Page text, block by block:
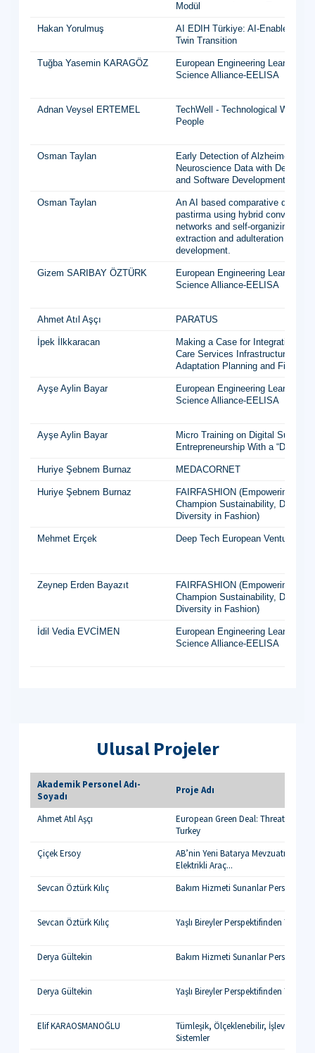
Modül
Hakan Yorulmuş
AI EDIH Türkiye: AI-Enabled
Twin Transition
Tuğba Yasemin KARAGÖZ
European Engineering Learning
Science Alliance-EELISA
Adnan Veysel ERTEMEL
TechWell - Technological
People
Osman Taylan
Early Detection of Alzheimer’s
Neuroscience Data with Deep
and Software Development.
Osman Taylan
An AI based comparative quality
pastirma using hybrid
networks and self-organizing
extraction and adulteration
development.
Gizem SARIBAY ÖZTÜRK
European Engineering Learning
Science Alliance-EELISA
Ahmet Atıl Aşçı PARATUS
İpek İlkkaracan
Making a Case for Integrating a
Care Services Infrastructure into
Adaptation Planning and Finance
Ayşe Aylin Bayar
European Engineering Learning
Science Alliance-EELISA
Ayşe Aylin Bayar
Micro Training on Digital
Entrepreneurship With a “Do-It-
Huriye Şebnem Burnaz MEDACORNET
Huriye Şebnem Burnaz
FAIRFASHION (Empowering
Champion Sustainability,
Diversity in Fashion)
Mehmet Erçek Deep Tech European Venture
Zeynep Erden Bayazıt
FAIRFASHION (Empowering
Champion Sustainability,
Diversity in Fashion)
İdil Vedia EVCİMEN
European Engineering Learning
Science Alliance-EELISA
Ulusal Projeler
Akademik Personel Adı-
Soyadı
Proje Adı
Ahmet Atıl Aşçı
European Green Deal: Threats and
Turkey
Çiçek Ersoy
AB’nin Yeni Batarya Mevzuatına
Elektrikli Araç...
Sevcan Öztürk Kılıç
Bakım Hizmeti Sunanlar
Sevcan Öztürk Kılıç Yaşlı Bireyler Perspektifinden Yaşlı
Derya Gültekin Bakım Hizmeti Sunanlar
Derya Gültekin Yaşlı Bireyler Perspektifinden Yaşlı
Elif KARAOSMANOĞLU
Tümleşik, Ölçeklenebilir, İşlevsel
Sistemler